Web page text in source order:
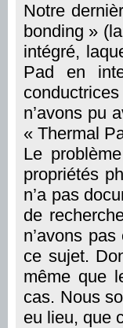
Notre
bonding »
intégré,
Pad en
n’avons pu
« Thermal
Le
propriétés
n’a pas
de
n’avons
ce sujet.
même que
cas. Nous
eu lieu, que